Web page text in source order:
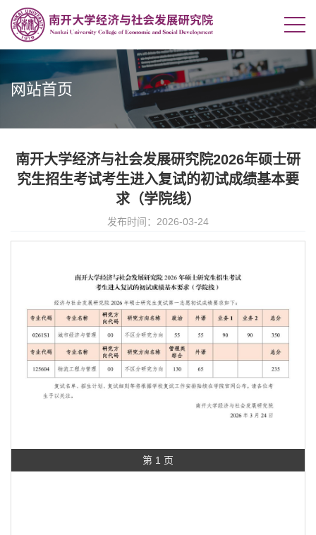
网站首页
南开大学经济与社会发展研究院2026年硕士研
究生招生考试考生进入复试的初试成绩基本要
求（学院线）
发布时间：2026-03-24
第 1 页